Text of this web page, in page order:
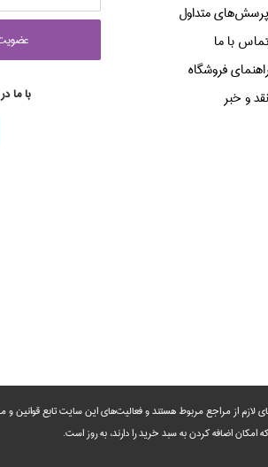
پرسش‌هاي متداول
تماس با ما
راهنماي فروشگاه
نقد و خبر
با ما
لازم از مراجع مربوط هستند ‌و‌‌ فعالیت‌های این سایت تابع قوانین
اضافه کردن به سبد خرید را دارند،‌ به روز است.